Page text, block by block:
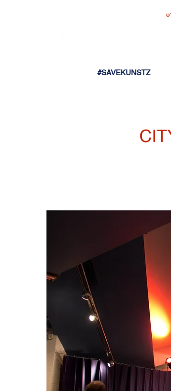
#SAVEKUNSTZ